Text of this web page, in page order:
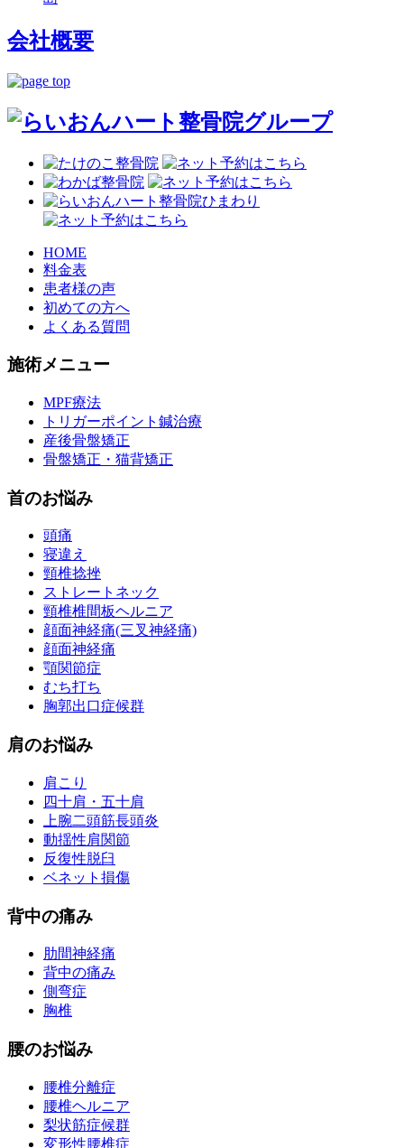
会社概要
HOME
料金表
患者様の声
初めての方へ
よくある質問
施術メニュー
MPF療法
トリガーポイント鍼治療
産後骨盤矯正
骨盤矯正・猫背矯正
首のお悩み
頭痛
寝違え
頸椎捻挫
ストレートネック
頸椎椎間板ヘルニア
顔面神経痛(三叉神経痛)
顔面神経痛
顎関節症
むち打ち
胸郭出口症候群
肩のお悩み
肩こり
四十肩・五十肩
上腕二頭筋長頭炎
動揺性肩関節
反復性脱臼
ベネット損傷
背中の痛み
肋間神経痛
背中の痛み
側弯症
胸椎
腰のお悩み
腰椎分離症
腰椎ヘルニア
梨状筋症候群
変形性腰椎症